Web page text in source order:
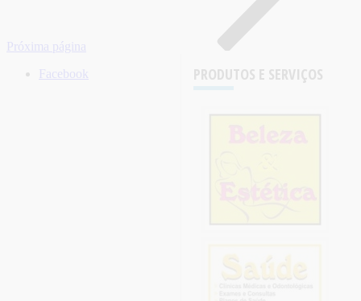
Próxima página
PRODUTOS E SERVIÇOS
Facebook